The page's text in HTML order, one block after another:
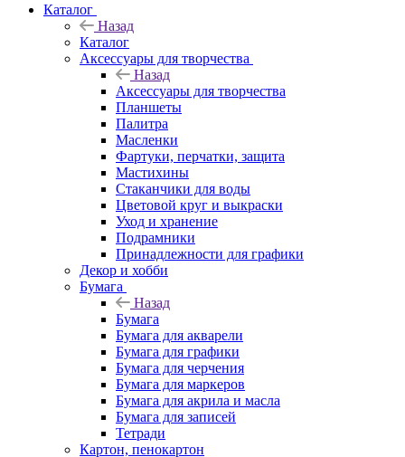
Каталог
Назад
Каталог
Аксессуары для творчества
Назад
Аксессуары для творчества
Планшеты
Палитра
Масленки
Фартуки, перчатки, защита
Мастихины
Стаканчики для воды
Цветовой круг и выкраски
Уход и хранение
Подрамники
Принадлежности для графики
Декор и хобби
Бумага
Назад
Бумага
Бумага для акварели
Бумага для графики
Бумага для черчения
Бумага для маркеров
Бумага для акрила и масла
Бумага для записей
Тетради
Картон, пенокартон